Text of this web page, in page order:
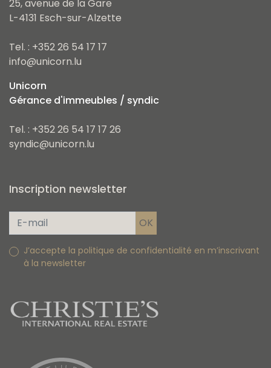
25, avenue de la Gare
L-4131 Esch-sur-Alzette
Tel. : +352 26 54 17 17
info@unicorn.lu
Unicorn
Gérance d'immeubles / syndic
Tel. : +352 26 54 17 17 26
syndic@unicorn.lu
Inscription newsletter
J’accepte la politique de confidentialité en m’inscrivant
à la newsletter